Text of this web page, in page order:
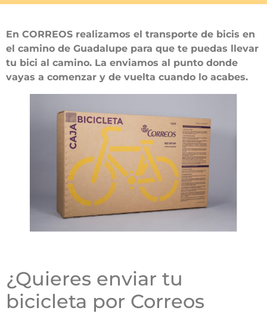
En CORREOS realizamos el transporte de bicis en
el camino de Guadalupe para que te puedas llevar
tu bici al camino. La enviamos al punto donde
vayas a comenzar y de vuelta cuando lo acabes.
¿Quieres enviar tu
bicicleta por Correos